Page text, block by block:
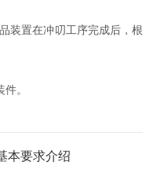
置在冲叨工序完成后，根
。
本要求介绍